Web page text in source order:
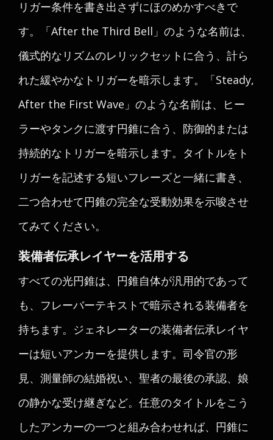
リガー条件を書き出さずにほのめかすべきで
す。「After the Third Bell」のような名前は、
儀式的なリズムのレリックセットに合う、計ら
れた緩やかなトリガーを暗示します。「Steady,
After the First Wave」のような名前は、ヒー
ラーやタンクに渡す円錐に合う、防御的または
持続的なトリガーを暗示します。タイトルをト
リガーを記述する短いフレーズと一緒に書き、
二つ合わせて円錐の完全な受動効果を示唆させ
てみてください。
装備者伝承レイヤーを活用する
すべての光円錐は、円錐自体が汎用的であって
も、フレーバーテキストで暗示される装備者を
持ちます。ジェネレーターの装備者伝承レイヤ
ーは短いアンカーを提供します。司令官の形
見、測量師の結婚祝い、聖者の最後の承認、娘
の静かな受け継ぎなど。任意のタイトルをこう
したアンカーの一つと組み合わせれば、円錐に